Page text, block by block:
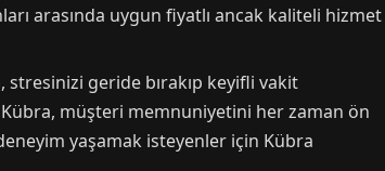
arasında uygun fiyatlı ancak kaliteli hizmet
geride bırakıp keyifli vakit
müşteri memnuniyetini her zaman ön
yaşamak isteyenler için Kübra